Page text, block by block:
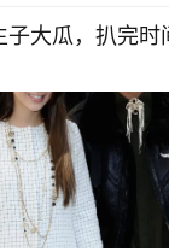
大瓜，扒完时